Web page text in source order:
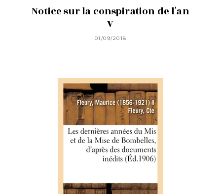
Notice sur la conspiration de l'an
V
01/09/2018